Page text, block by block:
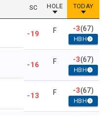
SC HOLE TODAY
-19 F -3(67)
HBH
-16 F -3(67)
HBH
-13 F -3(67)
HBH